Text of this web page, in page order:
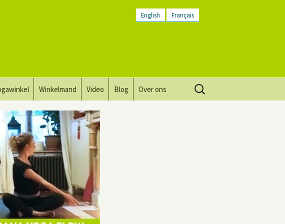
English Français
Winkelmand Video Blog Over ons
Zoeken
naar: